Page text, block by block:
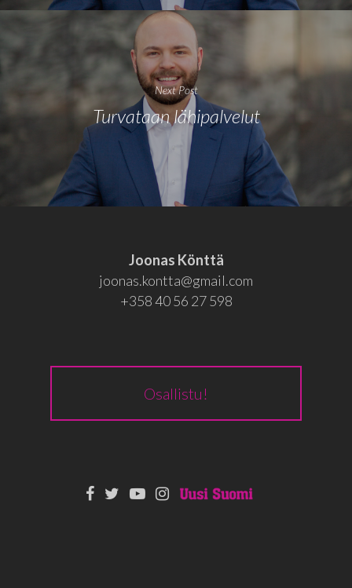
Next Post
Turvataan lähipalvelut
Joonas Könttä
joonas.kontta@gmail.com
+358 40 56 27 598
Osallistu!